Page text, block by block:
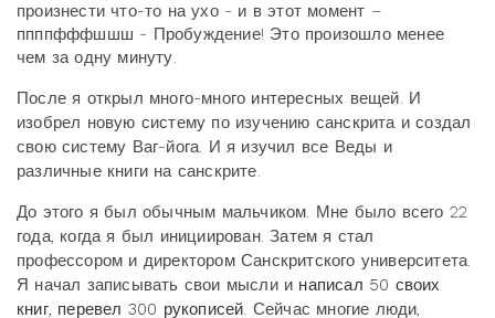
произнести что-то на ухо - и в этот момент –
ппппфффшшш - Пробуждение! Это произошло менее
чем за одну минуту.
После я открыл много-много интересных вещей. И
изобрел новую систему по изучению санскрита и создал
свою систему Ваг-йога. И я изучил все Веды и
различные книги на санскрите.
До этого я был обычным мальчиком. Мне было всего 22
года, когда я был инициирован. Затем я стал
профессором и директором Санскритского университета.
Я начал записывать свои мысли и написал 50 своих
книг, перевел 300 рукописей. Сейчас многие люди,